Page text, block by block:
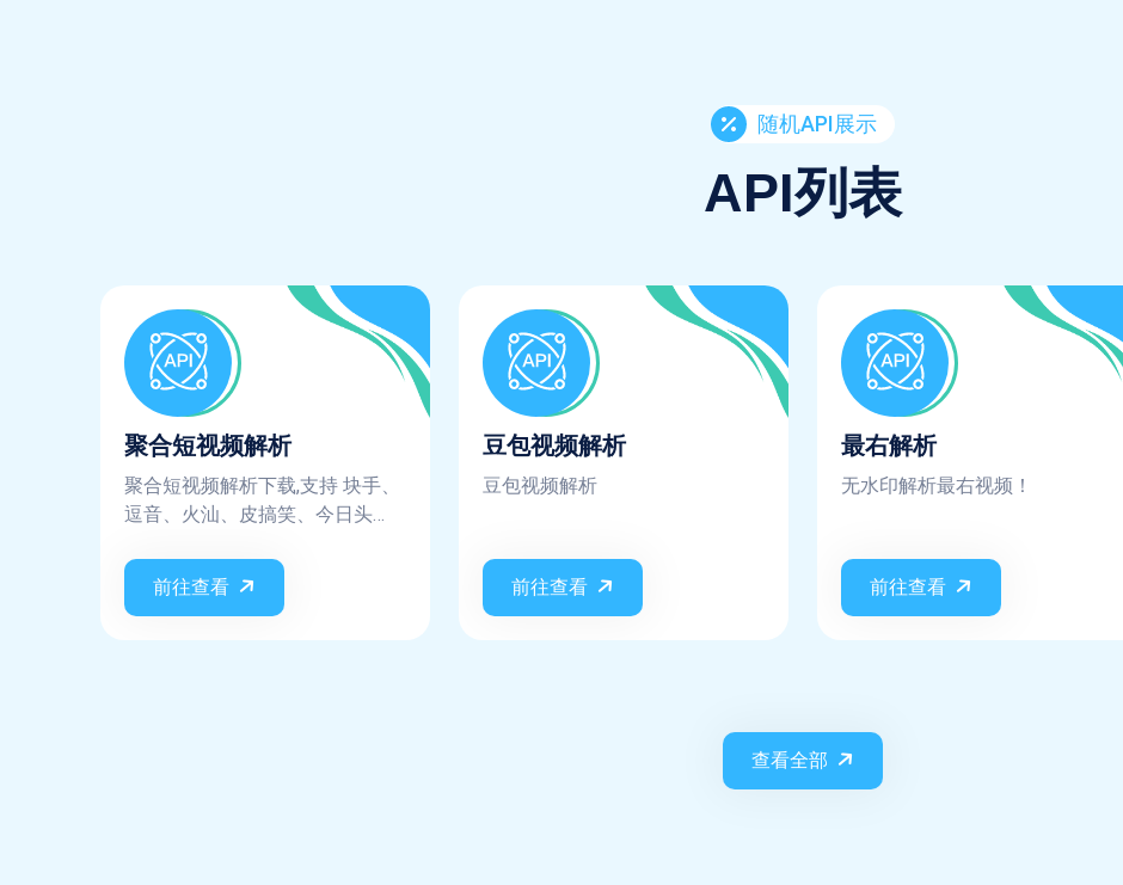
随机API展示
API列表
聚合短视频解析
聚合短视频解析下载,支持 块手、
逗音、火汕、皮搞笑、今日头
秀、趣多拍、微视、美拍、网易
云、陌陌、映客、迅雷、阳光宽
前往查看
豆包视频解析
豆包视频解析
前往查看
最右解析
无水印解析最右视频！
前往查看
查看全部